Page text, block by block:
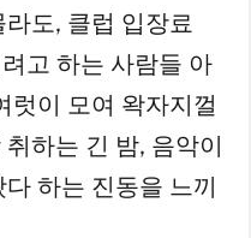
도, 클럽 입장료
고 하는 사람들 아
럿이 모여 왁자지껄
하는 긴 밤, 음악이
하는 진동을 느끼